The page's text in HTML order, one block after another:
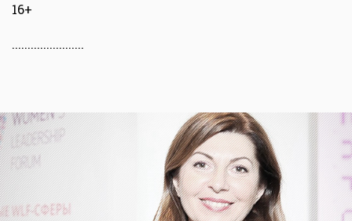
16+
.......................